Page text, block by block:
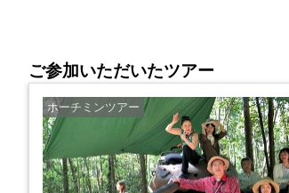
ご参加いただいたツアー
ホーチミンツアー